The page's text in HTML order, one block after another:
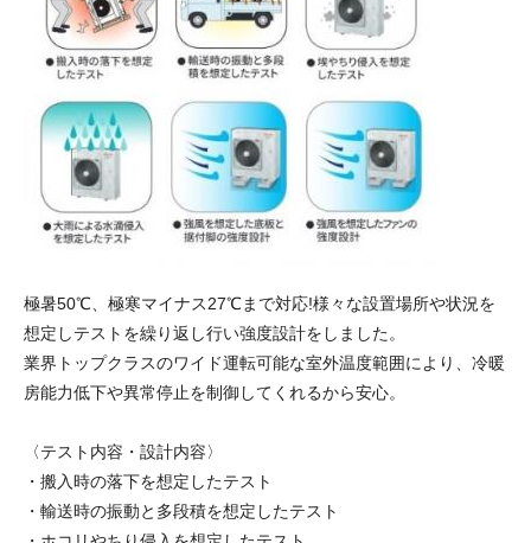
極暑50℃、極寒マイナス27℃まで対応!様々な設置場所や状況を
想定しテストを繰り返し行い強度設計をしました。
業界トップクラスのワイド運転可能な室外温度範囲により、冷暖
房能力低下や異常停止を制御してくれるから安心。
〈テスト内容・設計内容〉
・搬入時の落下を想定したテスト
・輸送時の振動と多段積を想定したテスト